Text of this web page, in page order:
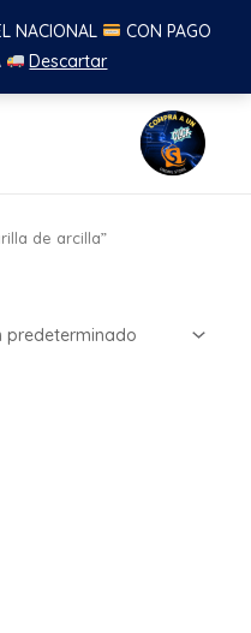
NACIONAL
CON PAGO
Descartar
de arcilla”